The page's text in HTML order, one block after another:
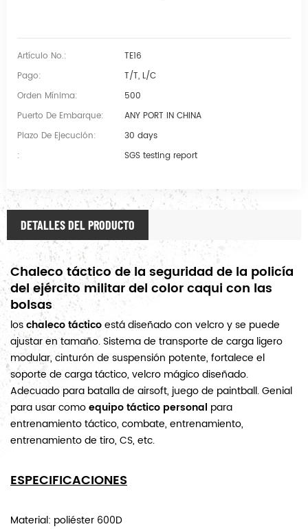
Artículo No.:
TE16
Pago:
T/T, L/C
Orden Mínima:
500
Puerto De Embarque:
ANY PORT IN CHINA
Plazo De Ejecución:
30 days
:
SGS testing report
DETALLES DEL PRODUCTO
Chaleco táctico de la seguridad de la policía
del ejército militar del color caqui con las
bolsas
loschaleco tácticoestá diseñado con velcro y se puede
ajustar en tamaño. Sistema de transporte de carga ligero
modular, cinturón de suspensión potente, fortalece el
soporte de carga táctico, velcro mágico diseñado.
Adecuado para batalla de airsoft, juego de paintball. Genial
para usar comoequipo táctico personal para
entrenamiento táctico, combate, entrenamiento,
entrenamiento de tiro, CS, etc.
ESPECIFICACIONES
Material: poliéster 600D